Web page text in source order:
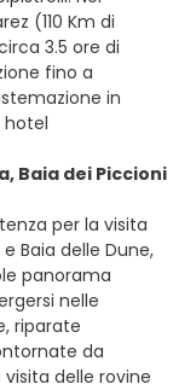
(110 Km di
3.5 ore di
fino a
in
hotel
Baia dei Piccioni
per la visita
Baia delle Dune,
panorama
nelle
riparate
da
delle rovine